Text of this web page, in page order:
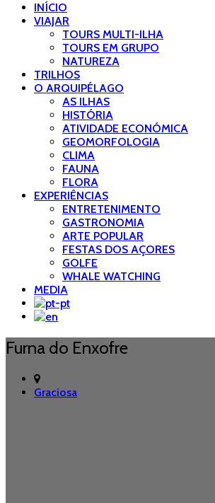
INÍCIO
VIAJAR
TOURS MULTI-ILHA
TOURS EM GRUPO
NATUREZA
TRILHOS
O ARQUIPÉLAGO
AS ILHAS
HISTÓRIA
ATIVIDADE ECONÓMICA
GEOMORFOLOGIA
CLIMA
FAUNA
FLORA
EXPERIÊNCIAS
ENTRETENIMENTO
GASTRONOMIA
ARTE POPULAR
FESTAS DOS AÇORES
GOLFE
WHALE WATCHING
MEDIA
Furna do Enxofre
Graciosa